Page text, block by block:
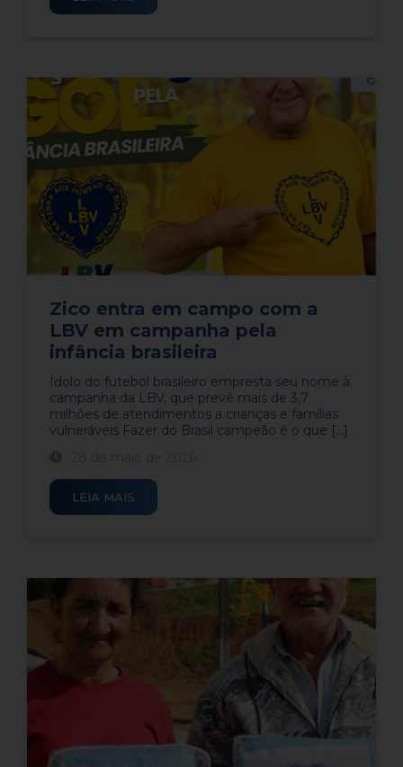
Zico entra em campo com a
LBV em campanha pela
infância brasileira
​​Ídolo do futebol brasileiro empresta seu nome à
campanha da LBV, que prevê mais de 3,7
milhões de atendimentos a crianças e famílias
vulneráveis​ Fazer do Brasil campeão é o que [...]
LEIA MAIS